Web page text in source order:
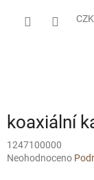
CZK
koaxiální
1247100000
Průměrné
Neohodnoceno